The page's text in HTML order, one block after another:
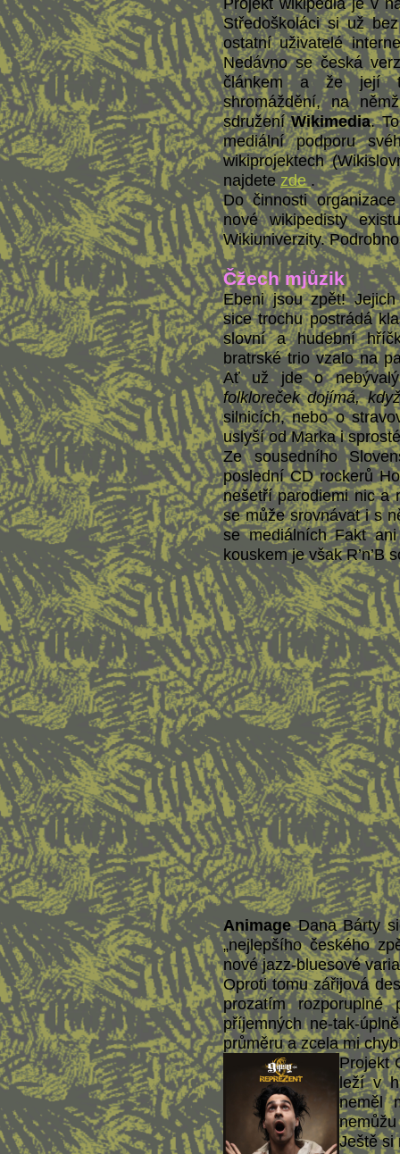
Projekt wikipedia je v
Středoškoláci si už
ostatní uživatelé
Nedávno se česká
článkem a že její
shromáždění, na
sdruženíWikimedia.
mediální podporu
wikiprojektech
najdetezde .
Do činnosti
nové wikipedisty
Wikiuniverzity.
Čžech mjůzik
Ebeni jsou zpět!
sice trochu postrádá
slovní a hudební
bratrské trio vzalo na
Ať už jde o
folkloreček dojímá,
silnicích, nebo o
uslyší od Marka i
Ze sousedního
poslední CD rockerů
nešetří parodiemi nic a
se může srovnávat i s
se mediálních Fakt
kouskem je však
AnimageDana Bárty
„nejlepšího českého
nové jazz-bluesové
Oproti tomu zářijová
prozatímrozporuplné
příjemných ne-tak-
průměru a zcela mi
Projekt
leží v
neměl
Ještě si